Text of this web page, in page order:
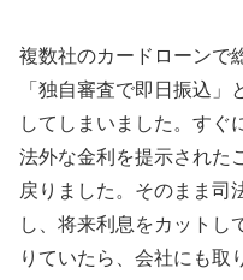
複数社のカードローンで
「独自審査で即日振込
してしまいました。すぐ
法外な金利を提示された
戻りました。そのまま司
し、将来利息をカットし
りていたら、会社にも取